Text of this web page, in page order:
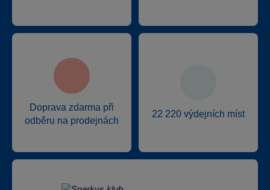
Doprava zdarma při
odběru na prodejnách
22 220 výdejních míst